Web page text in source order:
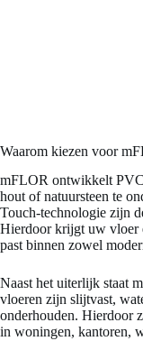
Waarom kiezen voor
mFLOR ontwikkelt
hout of natuursteen te
Touch-technologie zijn
Hierdoor krijgt uw vloer
past binnen zowel
Naast het uiterlijk staat
vloeren zijn slijtvast,
onderhouden. Hierdoor
in woningen, kantoren,